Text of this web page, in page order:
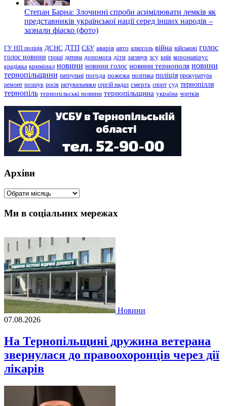
Степан Барна: Злочинні спроби асимілювати лемків як
представників української нації серед інших народів –
зазнали фіаско (фото)
ГУ НП поліція ДСНС ДТП СБУ аварія авто алкоголь війна військові голос
голос новини гроші дитина допомога діти загинув зсу київ коронавірус
крадіжка кримінал новини новини голос новини тернополя новини
тернопільщини патрульні погода пожежа політика поліція прокуратура
ремонт розшук росія рятувальники сергій надал смерть спорт суд тернопілля
тернопіль тернопільські новини тернопільщина україна чортків
Архіви
Архіви
Ми в соціальних мережах
Новини
07.08.2026
На Тернопільщині дружина ветерана
звернулася до правоохоронців через дії
лікарів